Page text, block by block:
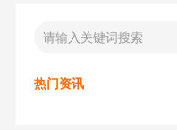
热门资讯